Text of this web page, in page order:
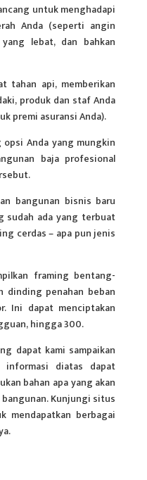
untuk menghadapi
Anda (seperti angin
lebat, dan bahkan
tahan api, memberikan
produk dan staf Anda
premi asuransi Anda).
Anda yang mungkin
baja profesional
bangunan bisnis baru
sudah ada yang terbuat
cerdas – apa pun jenis
framing bentang-
dinding penahan beban
Ini dapat menciptakan
hingga 300.
dapat kami sampaikan
informasi diatas dapat
bahan apa yang akan
Kunjungi situs
mendapatkan berbagai